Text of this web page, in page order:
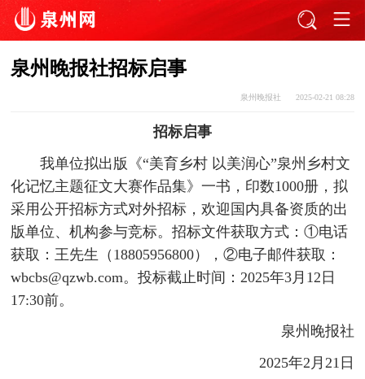
泉州晚报社招标启事
泉州晚报社 2025-02-21 08:28
招标启事
我单位拟出版《“美育乡村 以美润心”泉州乡村文
化记忆主题征文大赛作品集》一书，印数1000册，拟
采用公开招标方式对外招标，欢迎国内具备资质的出
版单位、机构参与竞标。招标文件获取方式：①电话
获取：王先生（18805956800），②电子邮件获取：
wbcbs@qzwb.com。投标截止时间：2025年3月12日
17:30前。
泉州晚报社
2025年2月21日